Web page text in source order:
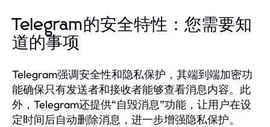
Telegram的安全特性：您需要知
道的事项
Telegram强调安全性和隐私保护，其端到端加密功
能确保只有发送者和接收者能够查看消息内容。此
外，Telegram还提供“自毁消息”功能，让用户在设
定时间后自动删除消息，进一步增强隐私保护。